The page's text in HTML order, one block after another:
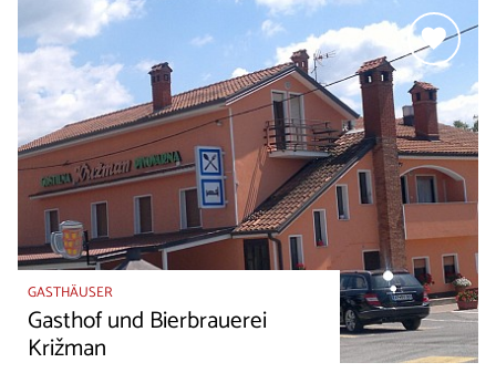
GASTHÄUSER
Gasthof und Bierbrauerei
Križman